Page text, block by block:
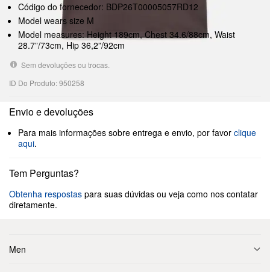
Código do fornecedor: BDP26T00005057RD12
Model wears size M
Model measures: Height 189cm, Chest 34.6/88cm, Waist
28.7”/73cm, Hip 36,2”/92cm
Sem devoluções ou trocas.
ID Do Produto: 950258
Envio e devoluções
Para mais informações sobre entrega e envio, por favor clique
aqui.
Tem Perguntas?
Obtenha respostas para suas dúvidas ou veja como nos contatar
diretamente.
Men